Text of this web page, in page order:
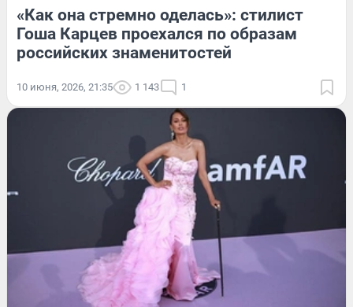
«Как она стремно оделась»: стилист
Гоша Карцев проехался по образам
российских знаменитостей
10 июня, 2026, 21:35 1 143 1